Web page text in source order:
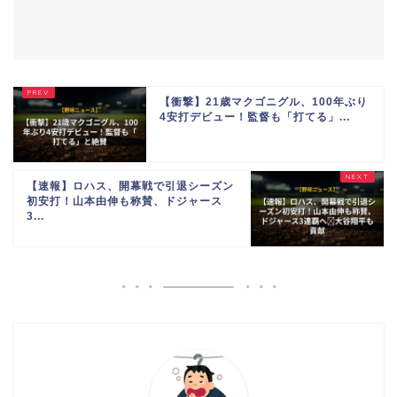
【衝撃】21歳マクゴニグル、100年ぶり
4安打デビュー！監督も「打てる」...
【速報】ロハス、開幕戦で引退シーズン
初安打！山本由伸も称賛、ドジャース
3...